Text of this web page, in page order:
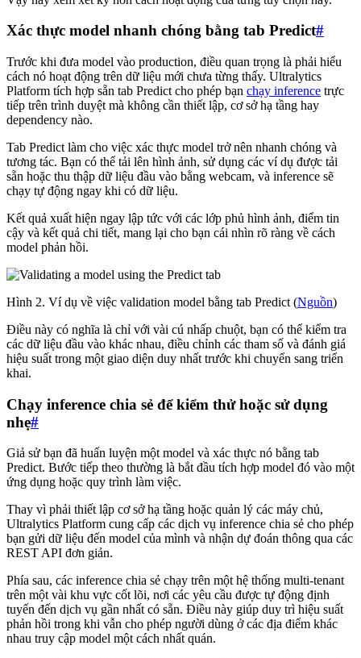
Xác thực model nhanh chóng bằng tab Predict#
Trước khi đưa model vào production, điều quan trọng là phải hiểu
cách nó hoạt động trên dữ liệu mới chưa từng thấy. Ultralytics
Platform tích hợp sẵn tab Predict cho phép bạn chạy inference trực
tiếp trên trình duyệt mà không cần thiết lập, cơ sở hạ tầng hay
dependency nào.
Tab Predict làm cho việc xác thực model trở nên nhanh chóng và
tương tác. Bạn có thể tải lên hình ảnh, sử dụng các ví dụ được tải
sẵn hoặc thu thập dữ liệu đầu vào bằng webcam, và inference sẽ
chạy tự động ngay khi có dữ liệu.
Kết quả xuất hiện ngay lập tức với các lớp phủ hình ảnh, điểm tin
cậy và kết quả chi tiết, mang lại cho bạn cái nhìn rõ ràng về cách
model phản hồi.
Hình 2. Ví dụ về việc validation model bằng tab Predict (Nguồn)
Điều này có nghĩa là chỉ với vài cú nhấp chuột, bạn có thể kiểm tra
các dữ liệu đầu vào khác nhau, điều chỉnh các tham số và đánh giá
hiệu suất trong một giao diện duy nhất trước khi chuyển sang triển
khai.
Chạy inference chia sẻ để kiểm thử hoặc sử dụng
nhẹ#
Giả sử bạn đã huấn luyện một model và xác thực nó bằng tab
Predict. Bước tiếp theo thường là bắt đầu tích hợp model đó vào một
ứng dụng hoặc quy trình làm việc.
Thay vì phải thiết lập cơ sở hạ tầng hoặc quản lý các máy chủ,
Ultralytics Platform cung cấp các dịch vụ inference chia sẻ cho phép
bạn gửi dữ liệu đến model của mình và nhận dự đoán thông qua các
REST API đơn giản.
Phía sau, các inference chia sẻ chạy trên một hệ thống multi-tenant
trên một vài khu vực cốt lõi, nơi các yêu cầu được tự động định
tuyến đến dịch vụ gần nhất có sẵn. Điều này giúp duy trì hiệu suất
phản hồi trong khi vẫn cho phép người dùng ở các địa điểm khác
nhau truy cập model một cách nhất quán.